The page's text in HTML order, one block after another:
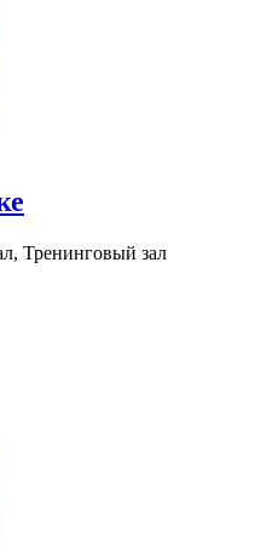
Тренинговый зал